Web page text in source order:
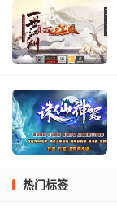
热门标签